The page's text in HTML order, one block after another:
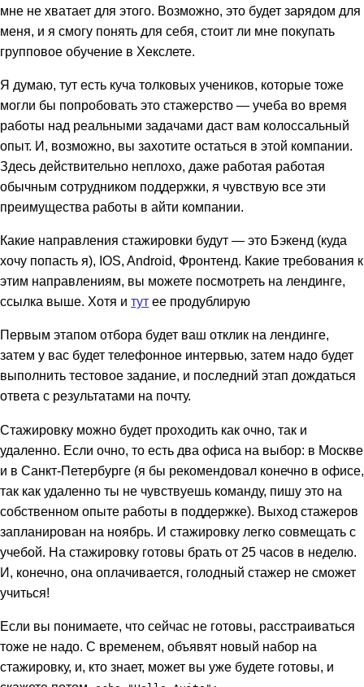
мне не хватает для этого. Возможно, это будет зарядом для
меня, и я смогу понять для себя, стоит ли мне покупать
групповое обучение в Хекслете.
Я думаю, тут есть куча толковых учеников, которые тоже
могли бы попробовать это стажерство — учеба во время
работы над реальными задачами даст вам колоссальный
опыт. И, возможно, вы захотите остаться в этой компании.
Здесь действительно неплохо, даже работая работая
обычным сотрудником поддержки, я чувствую все эти
преимущества работы в айти компании.
Какие направления стажировки будут — это Бэкенд (куда
хочу попасть я), IOS, Android, Фронтенд. Какие требования к
этим направлениям, вы можете посмотреть на лендинге,
ссылка выше. Хотя и тут ее продублирую
Первым этапом отбора будет ваш отклик на лендинге,
затем у вас будет телефонное интервью, затем надо будет
выполнить тестовое задание, и последний этап дождаться
ответа с результатами на почту.
Стажировку можно будет проходить как очно, так и
удаленно. Если очно, то есть два офиса на выбор: в Москве
и в Санкт-Петербурге (я бы рекомендовал конечно в офисе,
так как удаленно ты не чувствуешь команду, пишу это на
собственном опыте работы в поддержке). Выход стажеров
запланирован на ноябрь. И стажировку легко совмещать с
учебой. На стажировку готовы брать от 25 часов в неделю.
И, конечно, она оплачивается, голодный стажер не сможет
учиться!
Если вы понимаете, что сейчас не готовы, расстраиваться
тоже не надо. С временем, объявят новый набор на
стажировку, и, кто знает, может вы уже будете готовы, и